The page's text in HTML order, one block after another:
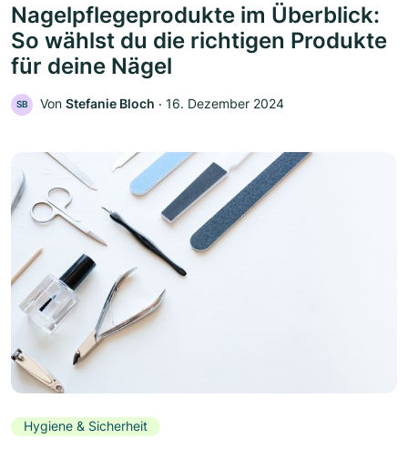
Nagelpflegeprodukte im Überblick:
So wählst du die richtigen Produkte
für deine Nägel
SB Von Stefanie Bloch ‧ 16. Dezember 2024
Hygiene & Sicherheit